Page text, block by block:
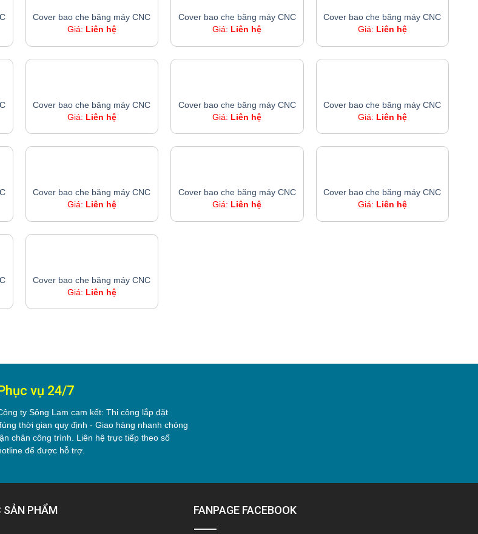
Cover bao che băng máy CNC
Giá: Liên hệ
Cover bao che băng máy CNC
Giá: Liên hệ
Cover bao che băng máy CNC
Giá: Liên hệ
Cover bao che băng máy CNC
Giá: Liên hệ
Cover bao che băng máy CNC
Giá: Liên hệ
Cover bao che băng máy CNC
Giá: Liên hệ
Cover bao che băng máy CNC
Giá: Liên hệ
Cover bao che băng máy CNC
Giá: Liên hệ
Cover bao che băng máy CNC
Giá: Liên hệ
Cover bao che băng máy CNC
Giá: Liên hệ
vụ 24/7
ty Sông Lam cam kết: Thi công lắp đặt
thời gian quy định - Giao hàng nhanh chóng
chân công trình. Liên hệ trực tiếp theo số
để được hỗ trợ.
SẢN PHẨM FANPAGE FACEBOOK